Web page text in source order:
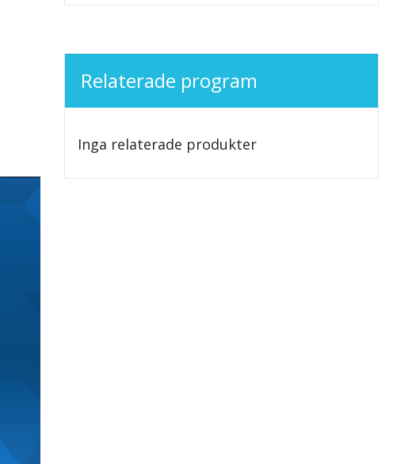
Relaterade program
Inga relaterade produkter